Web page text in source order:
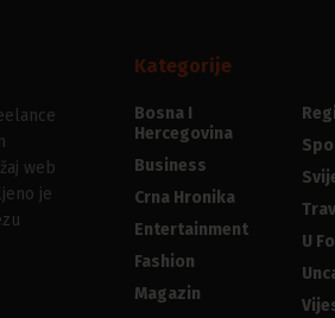
web
je
Kategorije
Bosna I
Hercegovina
Business
Crna Hronika
Entertainment
Fashion
Magazin
U